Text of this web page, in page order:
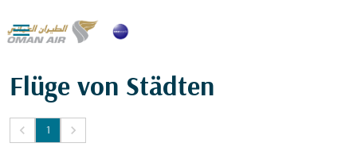

Flüge von Städten
keyboard_arrow_left 1 keyboard_arrow_right